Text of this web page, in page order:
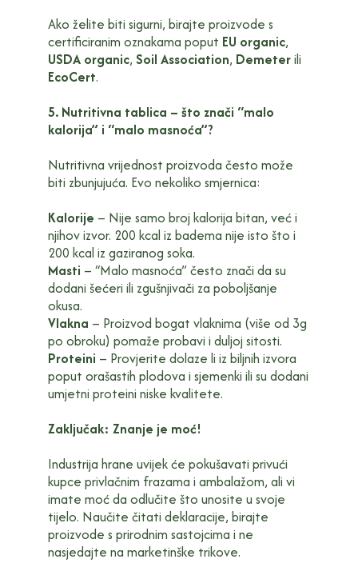
Ako želite biti sigurni, birajte proizvode s
certificiranim oznakama poput EU organic,
USDA organic, Soil Association, Demeterili
EcoCert.
5. Nutritivna tablica – što znači “malo
kalorija” i “malo masnoća”?
Nutritivna vrijednost proizvoda često može
biti zbunjujuća. Evo nekoliko smjernica:
Kalorije – Nije samo broj kalorija bitan, već i
njihov izvor. 200 kcal iz badema nije isto što i
200 kcal iz gaziranog soka.
Masti – “Malo masnoća” često znači da su
dodani šećeri ili zgušnjivači za poboljšanje
okusa.
Vlakna – Proizvod bogat vlaknima (više od 3g
po obroku) pomaže probavi i duljoj sitosti.
Proteini – Provjerite dolaze li iz biljnih izvora
poput orašastih plodova i sjemenki ili su dodani
umjetni proteini niske kvalitete.
Zaključak: Znanje je moć!
Industrija hrane uvijek će pokušavati privući
kupce privlačnim frazama i ambalažom, ali vi
imate moć da odlučite što unosite u svoje
tijelo. Naučite čitati deklaracije, birajte
proizvode s prirodnim sastojcima i ne
nasjedajte na marketinške trikove.